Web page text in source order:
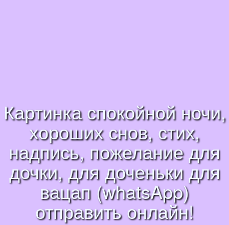
Картинка спокойной ночи,
хороших снов, стих,
надпись, пожелание для
дочки, для доченьки для
вацап (whatsApp)
отправить онлайн!